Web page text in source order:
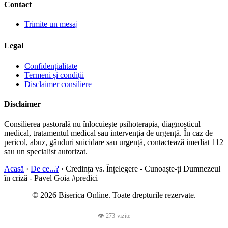
de caracterul lui Dumnezeu, nu de claritatea completă a
situației. A-L cunoaște pe Dumnezeu în criză înseamnă a-ți
drumul pare nedrept.
„Credința vs. Înțelegere - Cunoaște-ți Dumnezeul în criză”
mesaj pentru cei care au nevoie de stabilitate spirituală într-o
perioadă de confuzie, pentru cei care nu mai vor o credință
învețe ce înseamnă să se sprijine cu adevărat pe Dumnezeu.
Dacă treci printr-o vreme în care înțelegi puțin, dar ai nevoie
pentru tine o sursă de lumină, pace și ancorare în Dumnezeul
Contact
Trimite un mesaj
Legal
Confidențialitate
Termeni și condiții
Disclaimer consiliere
Disclaimer
Consilierea pastorală nu înlocuiește psihoterapia, diagnosticul
medical, tratamentul medical sau intervenția de urgență. În caz de
pericol, abuz, gânduri suicidare sau urgență, contactează imediat 112
sau un specialist autorizat.
Acasă › De ce...? › Credința vs. Înțelegere - Cunoaște-ți Dumnezeul
în criză - Pavel Goia #predici
© 2026 Biserica Online. Toate drepturile rezervate.
👁 273 vizite